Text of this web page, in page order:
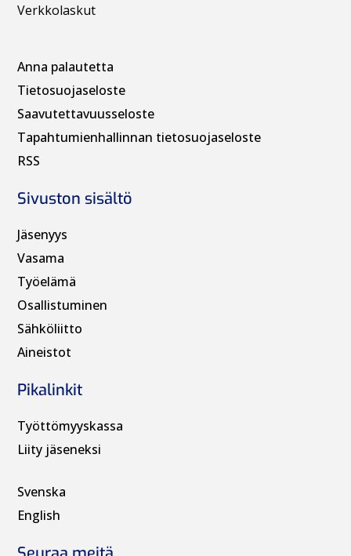
Verkkolaskut
Anna palautetta
Tietosuojaseloste
Saavutettavuusseloste
Tapahtumienhallinnan tietosuojaseloste
RSS
Sivuston sisältö
Jäsenyys
Vasama
Työelämä
Osallistuminen
Sähköliitto
Aineistot
Pikalinkit
Työttömyyskassa
Liity jäseneksi
Svenska
English